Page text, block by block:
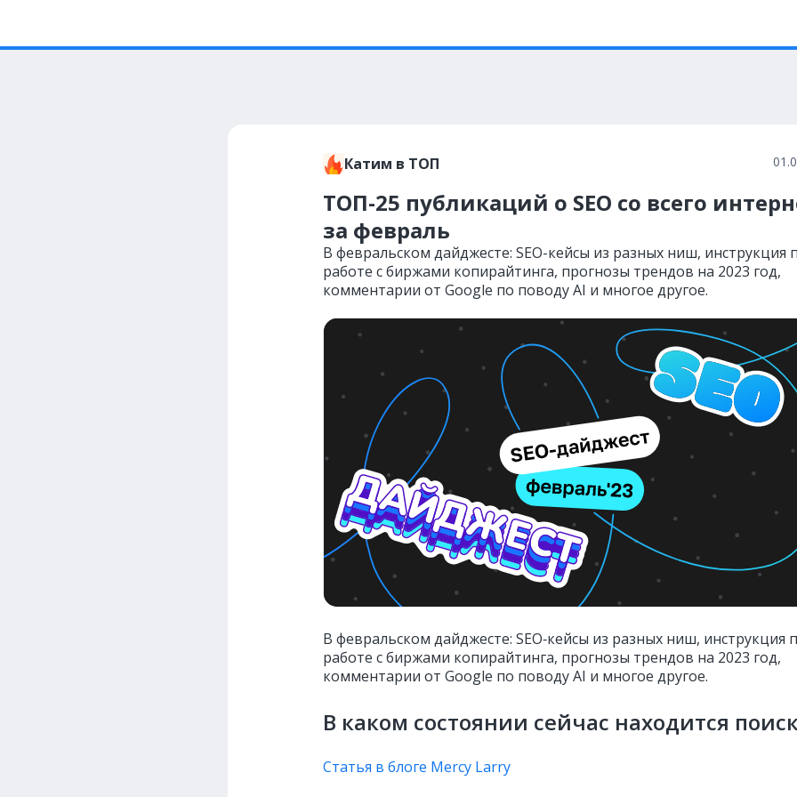
Катим в ТОП
ТОП-25 публикаций о SEO со всего
за февраль
В февральском дайджесте: SEO-кейсы из разных ниш, инструкция
работе с биржами копирайтинга, прогнозы трендов на 2023 год,
комментарии от Google по поводу AI и многое другое.
В февральском дайджесте: SEO‑кейсы из разных ниш, инструкция
работе с биржами копирайтинга, прогнозы трендов на 2023 год,
комментарии от Google по поводу AI и многое другое.
В каком состоянии сейчас находится
Статья в блоге Mercy Larry